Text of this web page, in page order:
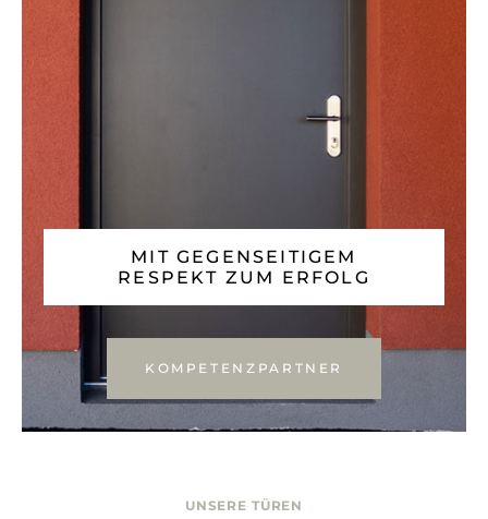
MIT GEGENSEITIGEM
RESPEKT ZUM ERFOLG
KOMPETENZPARTNER
UNSERE TÜREN